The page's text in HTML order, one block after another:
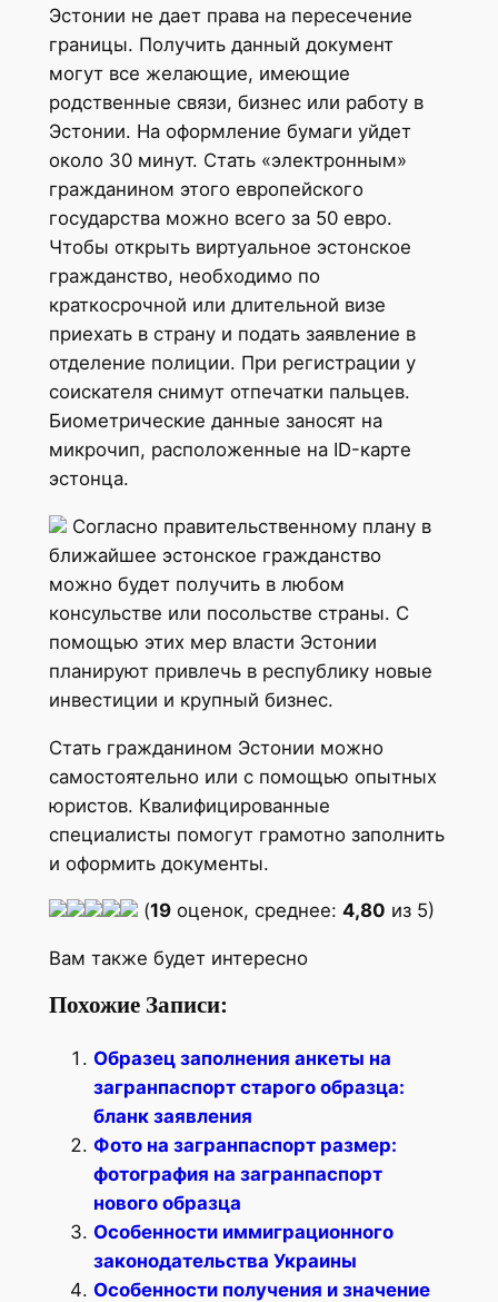
Эстонии не дает права на пересечение
границы. Получить данный документ
могут все желающие, имеющие
родственные связи, бизнес или работу в
Эстонии. На оформление бумаги уйдет
около 30 минут. Стать «электронным»
гражданином этого европейского
государства можно всего за 50 евро.
Чтобы открыть виртуальное эстонское
гражданство, необходимо по
краткосрочной или длительной визе
приехать в страну и подать заявление в
отделение полиции. При регистрации у
соискателя снимут отпечатки пальцев.
Биометрические данные заносят на
микрочип, расположенные на ID-карте
эстонца.
Согласно правительственному плану в
ближайшее эстонское гражданство
можно будет получить в любом
консульстве или посольстве страны. С
помощью этих мер власти Эстонии
планируют привлечь в республику новые
инвестиции и крупный бизнес.
Стать гражданином Эстонии можно
самостоятельно или с помощью опытных
юристов. Квалифицированные
специалисты помогут грамотно заполнить
и оформить документы.
(19оценок, среднее: 4,80 из 5)
Вам также будет интересно
Похожие Записи:
Образец заполнения анкеты на
загранпаспорт старого образца:
бланк заявления
Фото на загранпаспорт размер:
фотография на загранпаспорт
нового образца
Особенности иммиграционного
законодательства Украины
Особенности получения и значение